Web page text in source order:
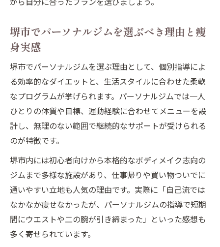
堺市でパーソナルジムを選ぶべき理由と痩
身実感
堺市でパーソナルジムを選ぶ理由として、個別指導によ
る効率的なダイエットと、生活スタイルに合わせた柔軟
なプログラムが挙げられます。パーソナルジムでは一人
ひとりの体質や目標、運動経験に合わせてメニューを設
計し、無理のない範囲で継続的なサポートが受けられる
のが特徴です。
堺市内には初心者向けから本格的なボディメイク志向の
ジムまで多様な施設があり、仕事帰りや買い物ついでに
通いやすい立地も人気の理由です。実際に「自己流では
なかなか痩せなかったが、パーソナルジムの指導で短期
間にウエストや二の腕が引き締まった」といった感想も
多く寄せられています。